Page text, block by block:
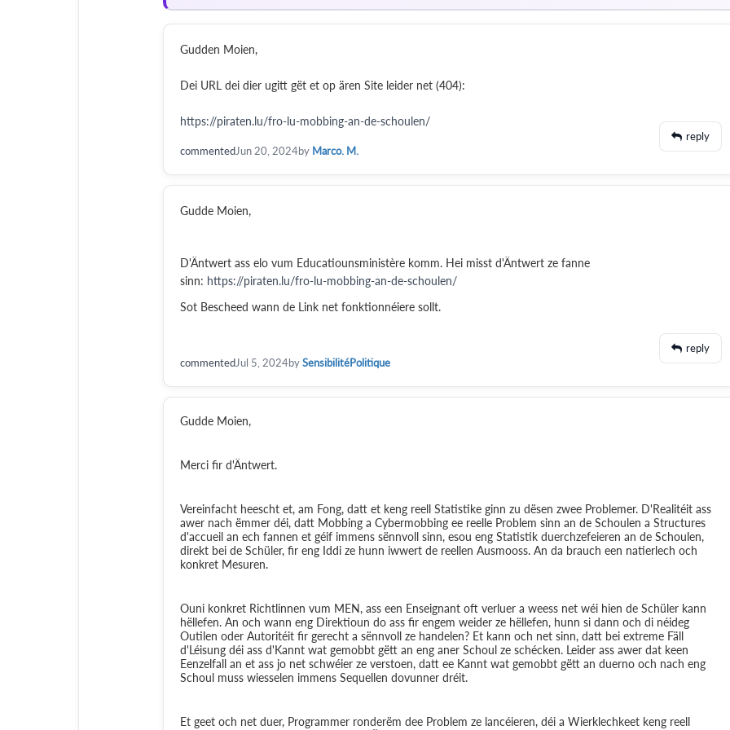
Gudden Moien,
Dei URL dei dier ugitt gët et op ären Site leider net (404):
https://piraten.lu/fro-lu-mobbing-an-de-schoulen/
commentedJun 20, 2024by Marco. M.
reply
Gudde Moien,
D'Äntwert ass elo vum Educatiounsministère komm. Hei misst d'Äntwert ze fanne
sinn: https://piraten.lu/fro-lu-mobbing-an-de-schoulen/
Sot Bescheed wann de Link net fonktionnéiere sollt.
commentedJul 5, 2024bySensibilitéPolitique
reply
Gudde Moien,
Merci fir d'Äntwert.
Vereinfacht heescht et, am Fong, datt et keng reell Statistike ginn zu dësen zwee Problemer. D'Realitéit ass
awer nach ëmmer déi, datt Mobbing a Cybermobbing ee reelle Problem sinn an de Schoulen a Structures
d'accueil an ech fannen et géif immens sënnvoll sinn, esou eng Statistik duerchzefeieren an de Schoulen,
direkt bei de Schüler, fir eng Iddi ze hunn iwwert de reellen Ausmooss. An da brauch een natierlech och
konkret Mesuren.
Ouni konkret Richtlinnen vum MEN, ass een Enseignant oft verluer a weess net wéi hien de Schüler kann
hëllefen. An och wann eng Direktioun do ass fir engem weider ze hëllefen, hunn si dann och di néideg
Outilen oder Autoritéit fir gerecht a sënnvoll ze handelen? Et kann och net sinn, datt bei extreme Fäll
d'Léisung déi ass d'Kannt wat gemobbt gëtt an eng aner Schoul ze schécken. Leider ass awer dat keen
Eenzelfall an et ass jo net schwéier ze verstoen, datt ee Kannt wat gemobbt gëtt an duerno och nach eng
Schoul muss wiesselen immens Sequellen dovunner dréit.
Et geet och net duer, Programmer ronderëm dee Problem ze lancéieren, déi a Wierklechkeet keng reell